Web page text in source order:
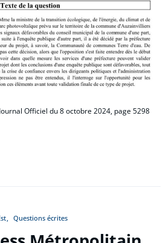
Officiel du 8 octobre 2024, page 5298
Questions écrites